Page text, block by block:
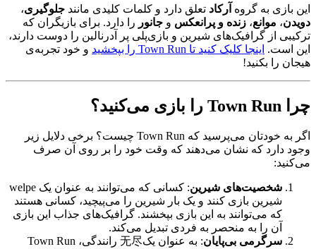
این بازی به گروه آرکاد تعلق دارد و کلمات کلیدی مانند جلوگیری،
دویدن، موانع، زنده و پرانعکس و جانور را دارد. برای بازیگران که
ترکیبی از گرافیک‌های شیرین و بازی‌پلی پر آدرنالین را دوست دارند،
این است. اینجا کلیک کنید تا Town Run را بپخشید
و خود تجربه‌ی
هیجان را بکنید!
چرا Town Run را بازی می‌کنید؟
اگر به خودتان می‌پرسید که Town Run چیست؟ برخی دلایل زیر
وجود دارد که نشان می‌دهند که وقت خود را بر روی آن صرف
می‌کنید:
شخصیت‌های شیرین
: کسانی که می‌توانند به عنوان یک welpe
شیرین بازی کنند و یک بار شیرین را می‌پیچید، کسانی هستند
که می‌توانند به این بازی بپخشند. گرافیک‌های جذاب این بازی
آن را به منحصر به فردی تبدیل می‌کند.
سرگرمی بی‌پایان
: به عنوان یک无尽 رانندگی، Town Run